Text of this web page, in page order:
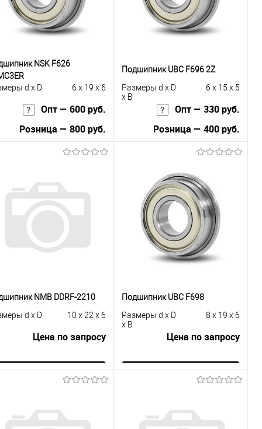
NSK F626
d x D
6 x 19 x 6
Опт — 600 руб.
Розница — 800 руб.
Купить в 1
К
сравнению
Подшипник UBC F696 2Z
Размеры d x D
x B
6 x 15 x 5
Опт — 330 руб.
Розница — 400 руб.
Купить в 1
К
сравнению
В избранное
Под заказ
NMB DDRF-2210
d x D
10 x 22 x 6
Цена по запросу
Запросить цену
Купить в 1
сравнению
Подшипник UBC F698
Размеры d x D
x B
8 x 19 x 6
Цена по запросу
Запросить цену
Купить в 1
сравнению